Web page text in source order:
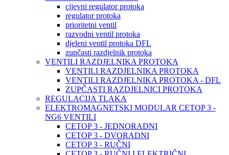
cijevni regulator protoka
regulator protoka
prioritetni ventil
razvodni ventil protoka
djeleni ventil protoka DFL
zupčasti razdjelnik protoka
VENTILI RAZDJELNIKA PROTOKA
VENTILI RAZDJELNIKA PROTOKA
VENTILI RAZDJELNIKA PROTOKA - DFL
ZUPČASTI RAZDJELNICI PROTOKA
REGULACIJA TLAKA
ELEKTROMAGNETSKI MODULAR CETOP 3 -
NG6 VENTILI
CETOP 3 - JEDNORADNI
CETOP 3 - DVORADNI
CETOP 3 - RUČNI